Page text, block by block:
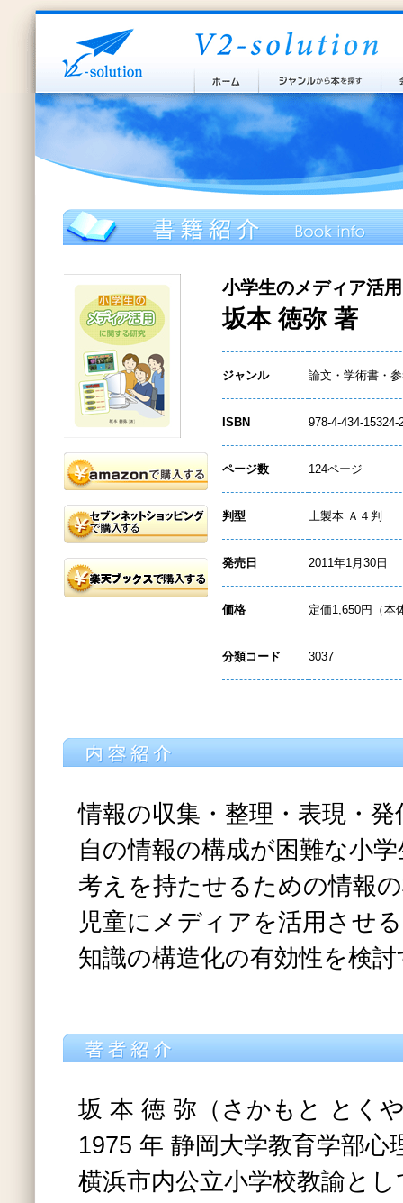
小学生のメディア活
坂本 徳弥 著
ジャンル 論文・学術書・
ISBN 978-4-434-15324-
ページ数 124ページ
判型 上製本 Ａ４判
発売日 2011年1月30日
価格 定価1,650円（本
分類コード 3037
情報の収集・整理・表現・
自の情報の構成が困難な小
考えを持たせるための情報
児童にメディアを活用させ
知識の構造化の有効性を検
坂 本 徳 弥（さかもと とく
1975 年 静岡大学教育学部心
横浜市内公立小学校教諭とし